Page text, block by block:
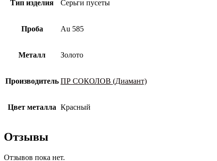
Тип изделия Серьги пусеты
Проба Au 585
Металл Золото
Производитель ПР СОКОЛОВ (Диамант)
Цвет металла Красный
Отзывы
Отзывов пока нет.